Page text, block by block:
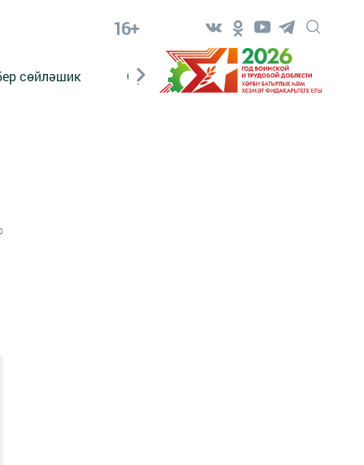
16+
сөйләшик Сүз тарихы Яшь хәбәрче